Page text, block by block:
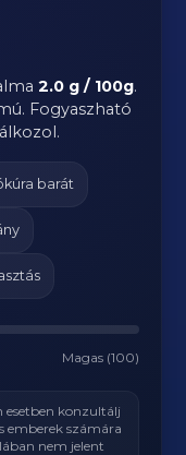
2.0 g / 100g.
Fogyaszható
barát
Magas (100)
esetben konzultálj
emberek számára
nem jelent